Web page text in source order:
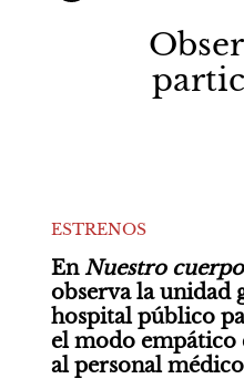
ESTRENOS
En Nuestro
observa la unidad
hospital público
el modo empático
al personal